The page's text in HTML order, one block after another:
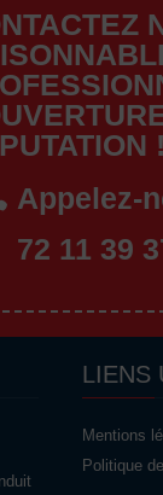
Appelez-
72 11 39
LIENS
Mentions
Politique